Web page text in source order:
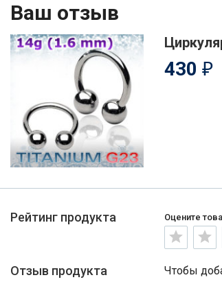
Ваш отзыв
430 ₽
Рейтинг продукта Оцените
Отзыв продукта Чтобы